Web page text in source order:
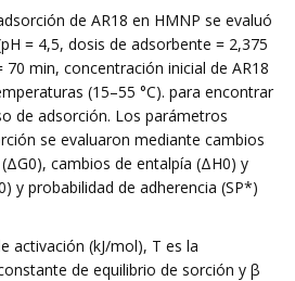
de AR18 en HMNP se evaluó
= 4,5, dosis de adsorbente = 2,375
min, concentración inicial de AR18
(15–55 °C). para encontrar
de adsorción. Los parámetros
se evaluaron mediante cambios
cambios de entalpía (ΔH0) y
y probabilidad de adherencia (SP*)
activación (kJ/mol), T es la
de equilibrio de sorción y β